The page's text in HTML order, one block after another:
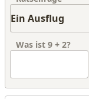
Was ist 9 + 2?